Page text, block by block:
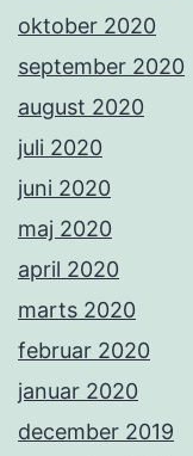
oktober 2020
september 2020
august 2020
juli 2020
juni 2020
maj 2020
april 2020
marts 2020
februar 2020
januar 2020
december 2019